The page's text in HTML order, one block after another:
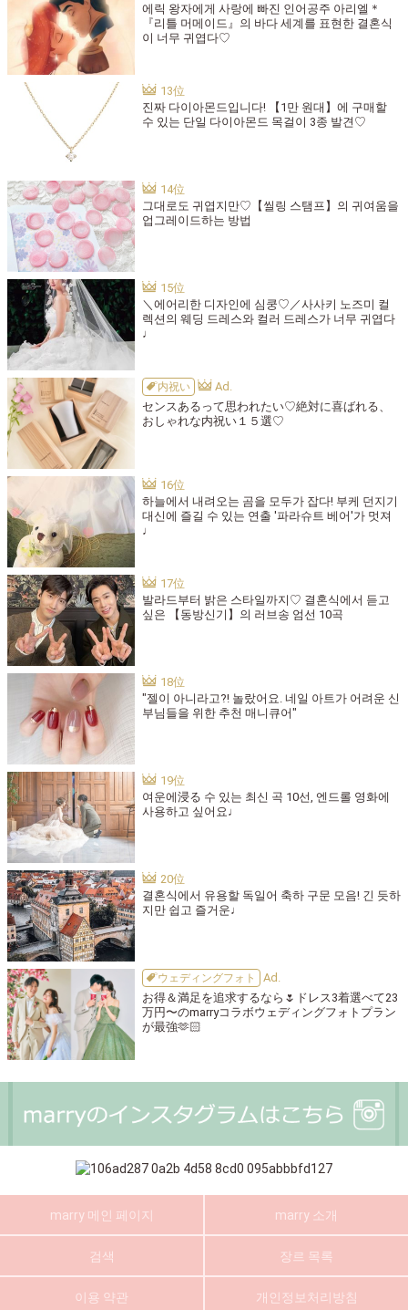
에릭 왕자에게 사랑에 빠진 인어공주 아리엘＊
『리틀 머메이드』의 바다 세계를 표현한 결혼식
이 너무 귀엽다♡
진짜 다이아몬드입니다! 【1만 원대】에 구매할
수 있는 단일 다이아몬드 목걸이 3종 발견♡
그대로도 귀엽지만♡【씰링 스탬프】의 귀여움을
업그레이드하는 방법
＼에어리한 디자인에 심쿵♡／사사키 노즈미 컬
렉션의 웨딩 드레스와 컬러 드레스가 너무 귀엽다
♩
内祝い
センスあるって思われたい♡絶対に喜ばれる、
おしゃれな内祝い１５選♡
하늘에서 내려오는 곰을 모두가 잡다! 부케 던지기
대신에 즐길 수 있는 연출 '파라슈트 베어'가 멋져
♩
발라드부터 밝은 스타일까지♡ 결혼식에서 듣고
싶은 【동방신기】의 러브송 엄선 10곡
"젤이 아니라고?! 놀랐어요. 네일 아트가 어려운 신
부님들을 위한 추천 매니큐어"
여운에浸る 수 있는 최신 곡 10선, 엔드롤 영화에
사용하고 싶어요♩
결혼식에서 유용할 독일어 축하 구문 모음! 긴 듯하
지만 쉽고 즐거운♩
ウェディングフォト
お得＆満足を追求するなら🌷ドレス3着選べて23
万円〜のmarryコラボウェディングフォトプラン
が最強🫶🏻
marry 메인 페이지 marry 소개
검색 장르 목록
이용 약관 개인정보처리방침